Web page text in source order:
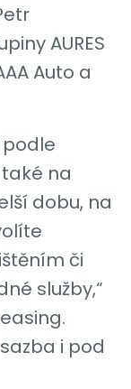
AURES
Auto a
podle
na
dobu, na
či
služby,“
i pod